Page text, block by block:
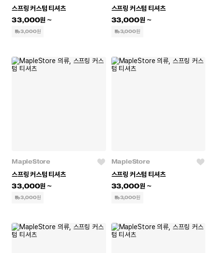
스프링 커스텀 티셔츠
33,000
3,000원
스프링 커스텀 티셔츠
33,000
3,000원
MapleStore
스프링 커스텀 티셔츠
33,000
3,000원
MapleStore
스프링 커스텀 티셔츠
33,000
3,000원